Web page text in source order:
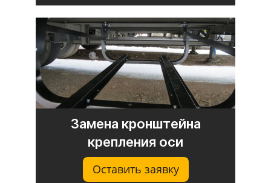
Замена кронштейна
крепления оси
Оставить заявку